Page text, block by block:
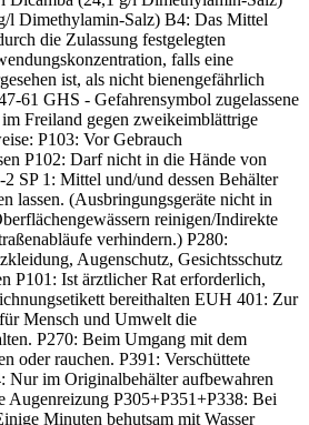
l Dimethylamin-Salz) B4: Das Mittel
die Zulassung festgelegten
falls eine
ist, als nicht bienengefährlich
61 GHS - Gefahrensymbol zugelassene
Freiland gegen zweikeimblättrige
P103: Vor Gebrauch
P102: Darf nicht in die Hände von
SP 1: Mittel und/und dessen Behälter
lassen. (Ausbringungsgeräte nicht in
reinigen/Indirekte
verhindern.) P280:
Augenschutz, Gesichtsschutz
P101: Ist ärztlicher Rat erforderlich,
bereithalten EUH 401: Zur
Mensch und Umwelt die
P270: Beim Umgang mit dem
oder rauchen. P391: Verschüttete
Nur im Originalbehälter aufbewahren
Augenreizung P305+P351+P338: Bei
Minuten behutsam mit Wasser